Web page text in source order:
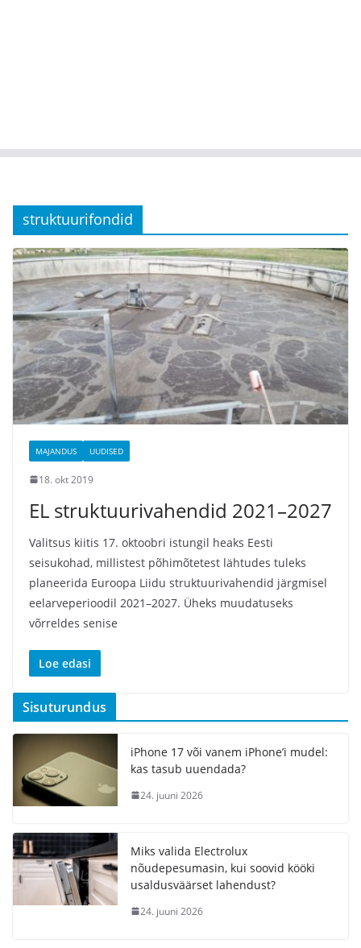
struktuurifondid
MAJANDUS UUDISED
18. okt 2019
EL struktuurivahendid 2021–2027
Valitsus kiitis 17. oktoobri istungil heaks Eesti
seisukohad, millistest põhimõtetest lähtudes tuleks
planeerida Euroopa Liidu struktuurivahendid järgmisel
eelarveperioodil 2021–2027. Üheks muudatuseks
võrreldes senise
Loe edasi
Sisuturundus
iPhone 17 või vanem iPhone’i mudel:
kas tasub uuendada?
24. juuni 2026
Miks valida Electrolux
nõudepesumasin, kui soovid kööki
usaldusväärset lahendust?
24. juuni 2026